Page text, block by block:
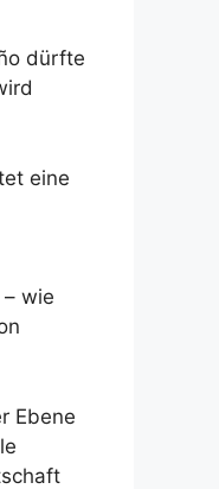
dürfte
eine
wie
Ebene